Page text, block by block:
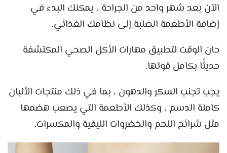
الآن بعد شهر واحد من الجراحة ، يمكنك البدء في
إضافة الأطعمة الصلبة إلى نظامك الغذائي.
حان الوقت لتطبيق مهارات الأكل الصحي المكتشفة
حديثًا بكامل قوتها.
يجب تجنب السكر والدهون ، بما في ذلك منتجات الألبان
كاملة الدسم ، وكذلك الأطعمة التي يصعب هضمها
مثل شرائح اللحم والخضروات الليفية والمكسرات.